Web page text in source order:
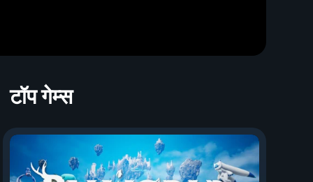
टॉप गेम्स